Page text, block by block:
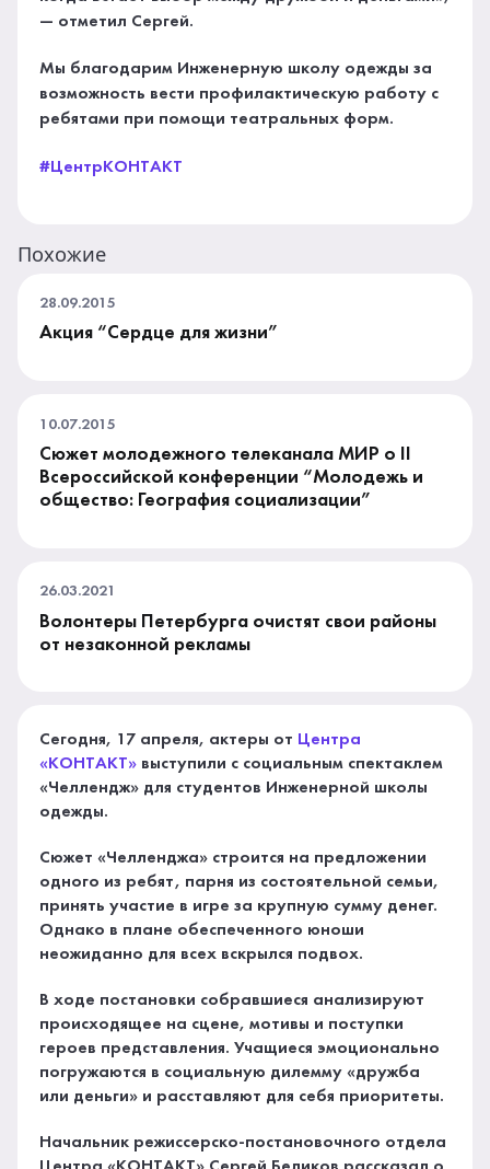
— отметил Сергей.
Мы благодарим Инженерную школу одежды за
возможность вести профилактическую работу с
ребятами при помощи театральных форм.
#ЦентрКОНТАКТ
Похожие
28.09.2015
Акция “Сердце для жизни”
10.07.2015
Сюжет молодежного телеканала МИР о II
Всероссийской конференции “Молодежь и
общество: География социализации”
26.03.2021
Волонтеры Петербурга очистят свои районы
от незаконной рекламы
Сегодня, 17 апреля, актеры от Центра
«КОНТАКТ» выступили с социальным спектаклем
«Челлендж» для студентов Инженерной школы
одежды.
Сюжет «Челленджа» строится на предложении
одного из ребят, парня из состоятельной семьи,
принять участие в игре за крупную сумму денег.
Однако в плане обеспеченного юноши
неожиданно для всех вскрылся подвох.
В ходе постановки собравшиеся анализируют
происходящее на сцене, мотивы и поступки
героев представления. Учащиеся эмоционально
погружаются в социальную дилемму «дружба
или деньги» и расставляют для себя приоритеты.
Начальник режиссерско-постановочного отдела